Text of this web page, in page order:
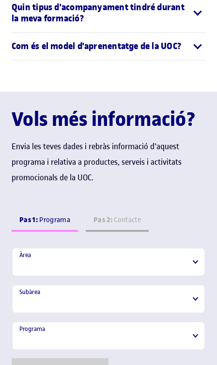
Quin tipus d'acompanyament tindré durant
la meva formació?
Com és el model d'aprenentatge de la UOC?
Vols més informació?
Envia les teves dades i rebràs informació d'aquest
programa i relativa a productes, serveis i activitats
promocionals de la UOC.
Pas 1:Programa Pas 2:Contacte
Àrea
Àrea
Subàrea
Subàrea
Programa
Programa